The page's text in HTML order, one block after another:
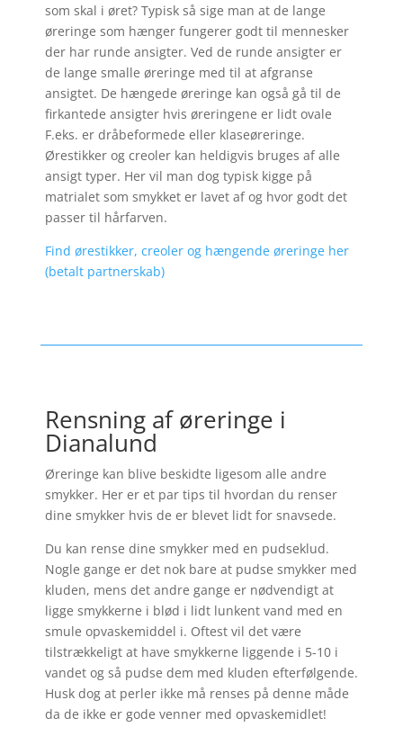
som skal i øret? Typisk så sige man at de lange
øreringe som hænger fungerer godt til mennesker
der har runde ansigter. Ved de runde ansigter er
de lange smalle øreringe med til at afgranse
ansigtet. De hængede øreringe kan også gå til de
firkantede ansigter hvis øreringene er lidt ovale
F.eks. er dråbeformede eller klaseøreringe.
Ørestikker og creoler kan heldigvis bruges af alle
ansigt typer. Her vil man dog typisk kigge på
matrialet som smykket er lavet af og hvor godt det
passer til hårfarven.
Find ørestikker, creoler og hængende øreringe her
(betalt partnerskab)
Rensning af øreringe i
Dianalund
Øreringe kan blive beskidte ligesom alle andre
smykker. Her er et par tips til hvordan du renser
dine smykker hvis de er blevet lidt for snavsede.
Du kan rense dine smykker med en pudseklud.
Nogle gange er det nok bare at pudse smykker med
kluden, mens det andre gange er nødvendigt at
ligge smykkerne i blød i lidt lunkent vand med en
smule opvaskemiddel i. Oftest vil det være
tilstrækkeligt at have smykkerne liggende i 5-10 i
vandet og så pudse dem med kluden efterfølgende.
Husk dog at perler ikke må renses på denne måde
da de ikke er gode venner med opvaskemidlet!